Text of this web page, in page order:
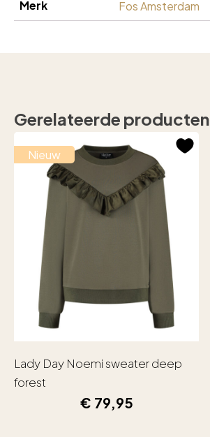
Merk Fos Amsterdam
Gerelateerde producten
Nieuw
Lady Day Noemi sweater deep
forest
€ 79,95